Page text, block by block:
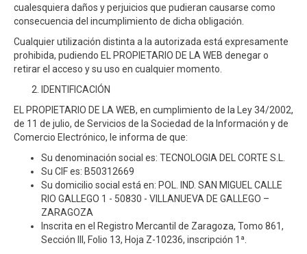
cualesquiera daños y perjuicios que pudieran causarse como
consecuencia del incumplimiento de dicha obligación.
Cualquier utilización distinta a la autorizada está expresamente
prohibida, pudiendo EL PROPIETARIO DE LA WEB denegar o
retirar el acceso y su uso en cualquier momento.
IDENTIFICACIÓN
EL PROPIETARIO DE LA WEB, en cumplimiento de la Ley 34/2002,
de 11 de julio, de Servicios de la Sociedad de la Información y de
Comercio Electrónico, le informa de que:
Su denominación social es: TECNOLOGIA DEL CORTE S.L.
Su CIF es: B50312669
Su domicilio social está en: POL. IND. SAN MIGUEL CALLE
RIO GALLEGO 1 - 50830 - VILLANUEVA DE GALLEGO –
ZARAGOZA
Inscrita en el Registro Mercantil de Zaragoza, Tomo 861,
Sección III, Folio 13, Hoja Z-10236, inscripción 1ª.